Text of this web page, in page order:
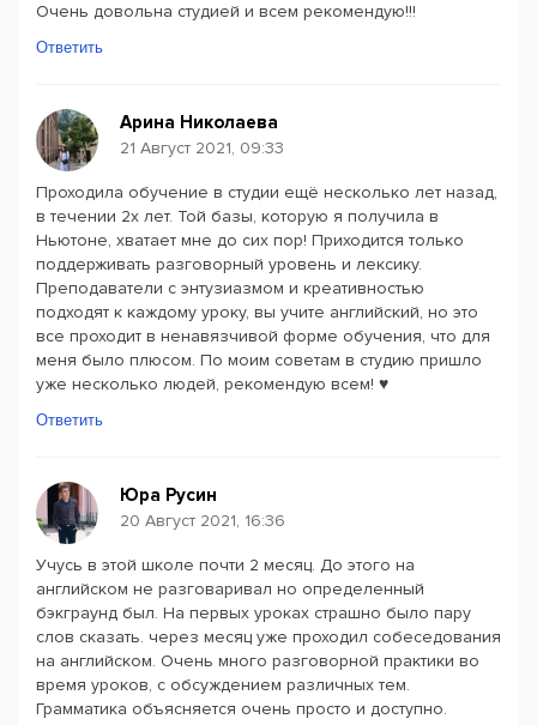
Очень довольна студией и всем рекомендую!!!
Ответить
Арина Николаева
21 Август 2021, 09:33
Проходила обучение в студии ещё несколько лет назад,
в течении 2х лет. Той базы, которую я получила в
Ньютоне, хватает мне до сих пор! Приходится только
поддерживать разговорный уровень и лексику.
Преподаватели с энтузиазмом и креативностью
подходят к каждому уроку, вы учите английский, но это
все проходит в ненавязчивой форме обучения, что для
меня было плюсом. По моим советам в студию пришло
уже несколько людей, рекомендую всем! ♥️
Ответить
Юра Русин
20 Август 2021, 16:36
Учусь в этой школе почти 2 месяц. До этого на
английском не разговаривал но определенный
бэкграунд был. На первых уроках страшно было пару
слов сказать. через месяц уже проходил собеседования
на английском. Очень много разговорной практики во
время уроков, с обсуждением различных тем.
Грамматика объясняется очень просто и доступно.